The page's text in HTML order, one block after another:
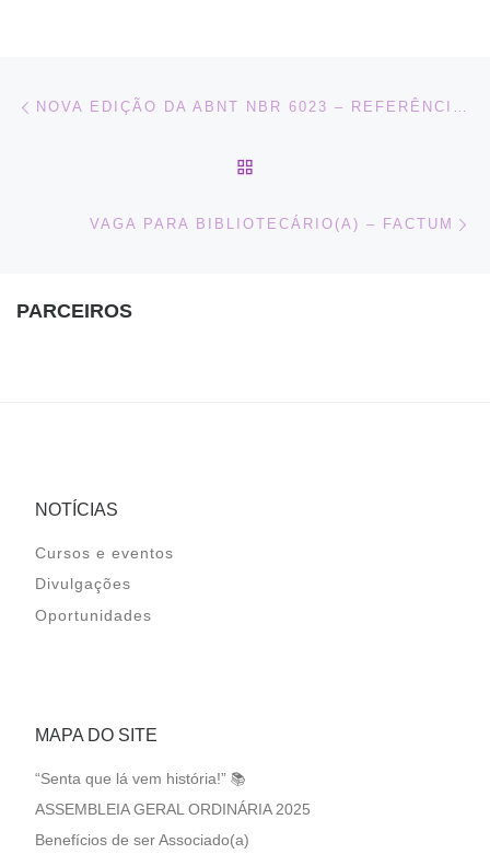
Navegação do post NOVA EDIÇÃO DA ABNT NBR 6023 – REFERÊNCIAS
VAGA PARA BIBLIOTECÁRIO(A) – FACTUM
PARCEIROS
NOTÍCIAS
Cursos e eventos
Divulgações
Oportunidades
MAPA DO SITE
“Senta que lá vem história!” 📚
ASSEMBLEIA GERAL ORDINÁRIA 2025
Benefícios de ser Associado(a)